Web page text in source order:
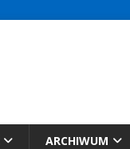
ARCHIWUM